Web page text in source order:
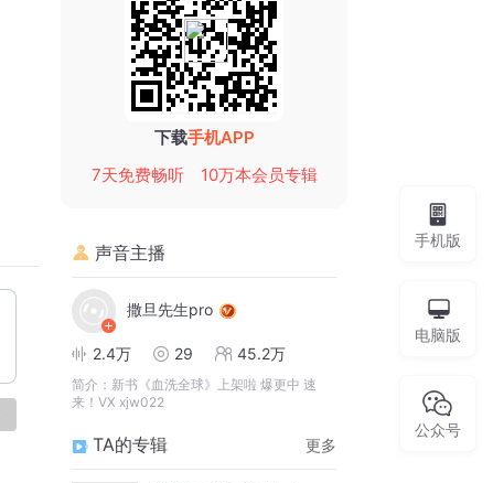
下载手机APP
7天免费畅听
10万本会员专辑
声音主播
撒旦先生pro
2.4万 29 45.2万
简介： 新书《血洗全球》上架啦 爆更中 速
来！VX xjw022
TA的专辑 更多
手机版
电脑版
公众号